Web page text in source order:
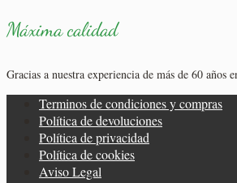
Máxima calidad
Gracias a nuestra experiencia de más de 60 años
Terminos de condiciones y compras
Política de devoluciones
Política de privacidad
Política de cookies
Aviso Legal